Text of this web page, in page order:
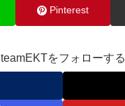
Pinterest
teamEKTをフォローする